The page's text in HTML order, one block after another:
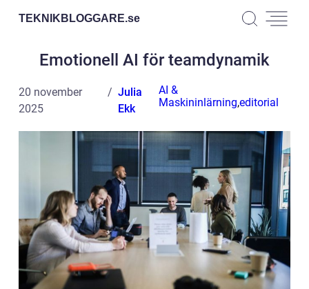
TEKNIKBLOGGARE.se
Emotionell AI för teamdynamik
20 november
2025
Julia
Ekk
AI &
Maskininlärning,editorial